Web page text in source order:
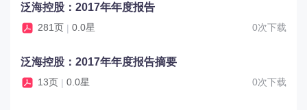
泛海控股：2017年年度报告
281页 | 0.0星 0次下载
泛海控股：2017年年度报告摘要
13页 | 0.0星 0次下载